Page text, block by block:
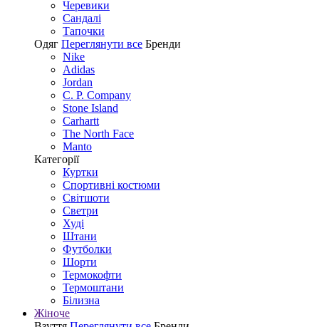
Черевики
Сандалі
Tапочки
Одяг Переглянути все Бренди
Nike
Adidas
Jordan
C. P. Company
Stone Island
Carhartt
The North Face
Manto
Категорії
Куртки
Спортивні костюми
Світшоти
Светри
Худі
Штани
Футболки
Шорти
Термокофти
Термоштани
Білизна
Жіноче